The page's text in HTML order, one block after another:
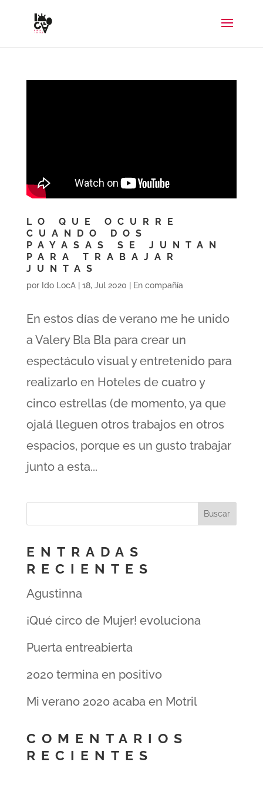
LO QUE OCURRE
CUANDO DOS
PAYASAS SE JUNTAN
PARA TRABAJAR
JUNTAS
por Ido LocA| 18, Jul 2020 En compañía
En estos días de verano me he unido
a Valery Bla Bla para crear un
espectáculo visual y entretenido para
realizarlo en Hoteles de cuatro y
cinco estrellas (de momento, ya que
ojalá lleguen otros trabajos en otros
espacios, porque es un gusto trabajar
junto a esta...
ENTRADAS
RECIENTES
Agustinna
¡Qué circo de Mujer! evoluciona
Puerta entreabierta
2020 termina en positivo
Mi verano 2020 acaba en Motril
COMENTARIOS
RECIENTES